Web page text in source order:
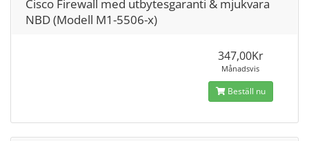
Cisco Firewall med utbytesgaranti & mjukvara
NBD (Modell M1-5506-x)
347,00Kr
Månadsvis
Beställ nu